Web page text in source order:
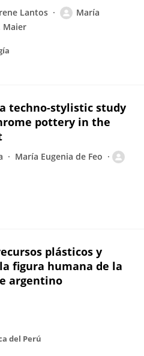
Lantos
María
Maier
techno-stylistic study
pottery in the
María Eugenia de Feo
plásticos y
figura humana de la
argentino
del Perú